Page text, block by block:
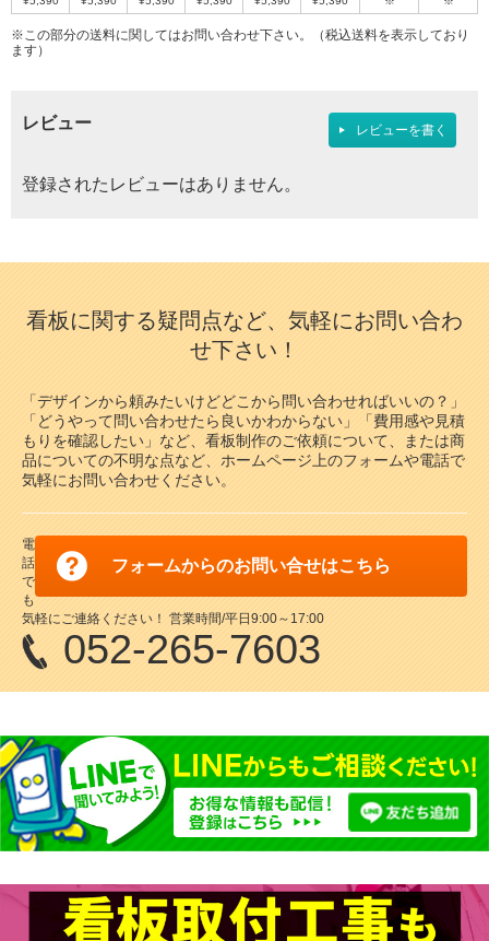
※この部分の送料に関してはお問い合わせ下さい。（税込送料を表示しており
ます）
レビュー レビューを書く
登録されたレビューはありません。
看板に関する疑問点など、気軽にお問い合わ
せ下さい！
「デザインから頼みたいけどどこから問い合わせればいいの？」
「どうやって問い合わせたら良いかわからない」「費用感や見積
もりを確認したい」など、看板制作のご依頼について、または商
品についての不明な点など、ホームページ上のフォームや電話で
気軽にお問い合わせください。
フォームからのお問い合せはこちら
電
話
で
も
気軽にご連絡ください！ 営業時間/平日9:00～17:00
052-265-7603